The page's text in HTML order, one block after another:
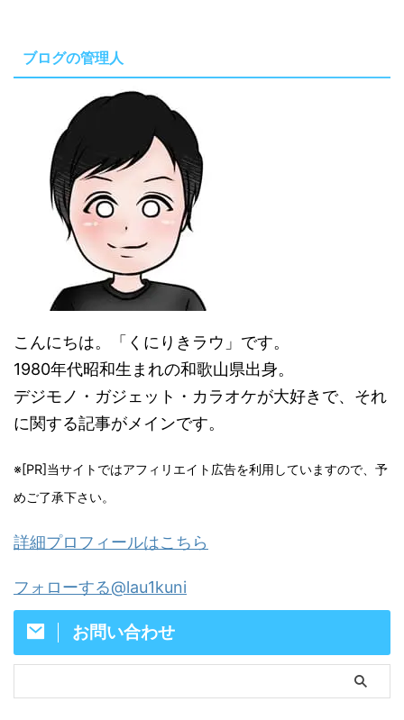
ブログの管理人
こんにちは。「くにりきラウ」です。
1980年代昭和生まれの和歌山県出身。
デジモノ・ガジェット・カラオケが大好きで、それ
に関する記事がメインです。
※[PR]当サイトではアフィリエイト広告を利用していますので、予
めご了承下さい。
詳細プロフィールはこちら
フォローする@lau1kuni
お問い合わせ